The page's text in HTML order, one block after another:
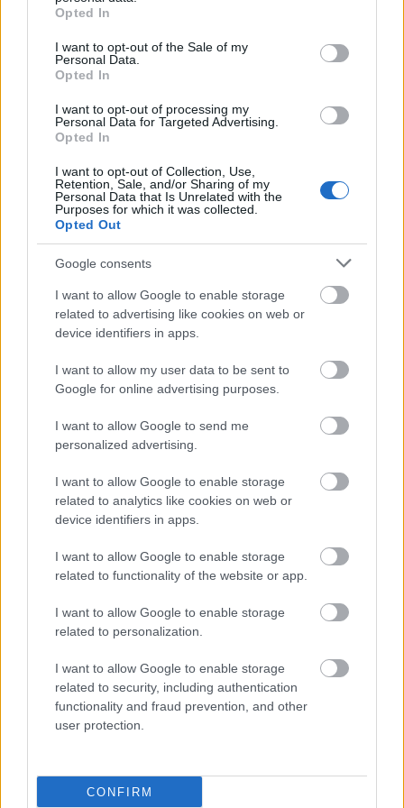
grant or deny consent to Google and its third-party tags to
use your data for below specified purposes in below Google
consent section.
Opted In
I want to opt-out of the Sale of my
Personal Data.
Opted In
I want to opt-out of processing my
Personal Data for Targeted Advertising.
Opted In
I want to opt-out of Collection, Use,
Retention, Sale, and/or Sharing of my
Personal Data that Is Unrelated with the
Purposes for which it was collected.
Opted Out
Google consents
I want to allow Google to enable storage
related to advertising like cookies on web or
device identifiers in apps.
I want to allow my user data to be sent to
Google for online advertising purposes.
I want to allow Google to send me
personalized advertising.
I want to allow Google to enable storage
related to analytics like cookies on web or
device identifiers in apps.
I want to allow Google to enable storage
related to functionality of the website or app.
I want to allow Google to enable storage
related to personalization.
I want to allow Google to enable storage
related to security, including authentication
functionality and fraud prevention, and other
user protection.
CONFIRM
Εθνικό Μουσείο Σύγχρονης Τέχνης,
Σεούλ
της Κορέας είναι
προσβάσιμο από οποιοδήποτε σημείο στον κόσμο.
Η εικονική περιήγηση της Google σας οδηγεί σε έξι
ορόφους Σύγχρονης τέχνης από την Κορέα αλλά
και από όλο τον κόσμο.
Μουσείο Περγάμου, Βερολίνο
Ως ένα από τα μεγαλύτερα μουσεία της Γερμανίας,
έχει πολλά να προσφέρει – ακόμα κι αν δεν
μπορείτε να είστε φυσικά εκεί. Αυτό το ιστορικό
μουσείο φιλοξενεί πολλά αρχαία αντικείμενα,
συμπεριλαμβανομενού του ανώτερου μέρους της
αρχαίαςΠύλης της Ιστάρτης Βαβυλώνας και,
φυσικά, τον Βωμό της Περγάμουτης ελληνιστικής
εποχής.